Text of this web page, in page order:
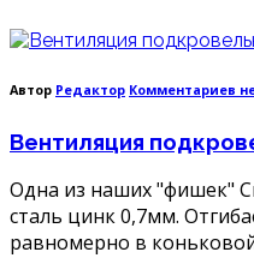
Автор Редактор Комментариев к
Вентиляция
Одна из наших "фишек"
сталь цинк 0,7мм.
равномерно в